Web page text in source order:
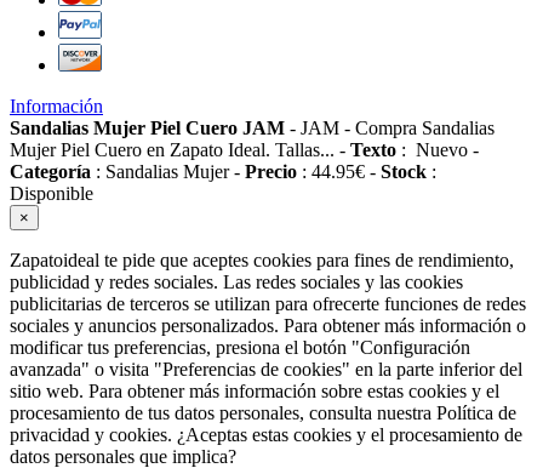
Información
Sandalias Mujer Piel Cuero JAM - JAM - Compra Sandalias
Mujer Piel Cuero en Zapato Ideal. Tallas... - Texto : Nuevo -
Categoría : Sandalias Mujer- Precio : 44.95€ - Stock :
Disponible
×
Zapatoideal te pide que aceptes cookies para fines de rendimiento,
publicidad y redes sociales. Las redes sociales y las cookies
publicitarias de terceros se utilizan para ofrecerte funciones de redes
sociales y anuncios personalizados. Para obtener más información o
modificar tus preferencias, presiona el botón "Configuración
avanzada" o visita "Preferencias de cookies" en la parte inferior del
sitio web. Para obtener más información sobre estas cookies y el
procesamiento de tus datos personales, consulta nuestra Política de
privacidad y cookies. ¿Aceptas estas cookies y el procesamiento de
datos personales que implica?